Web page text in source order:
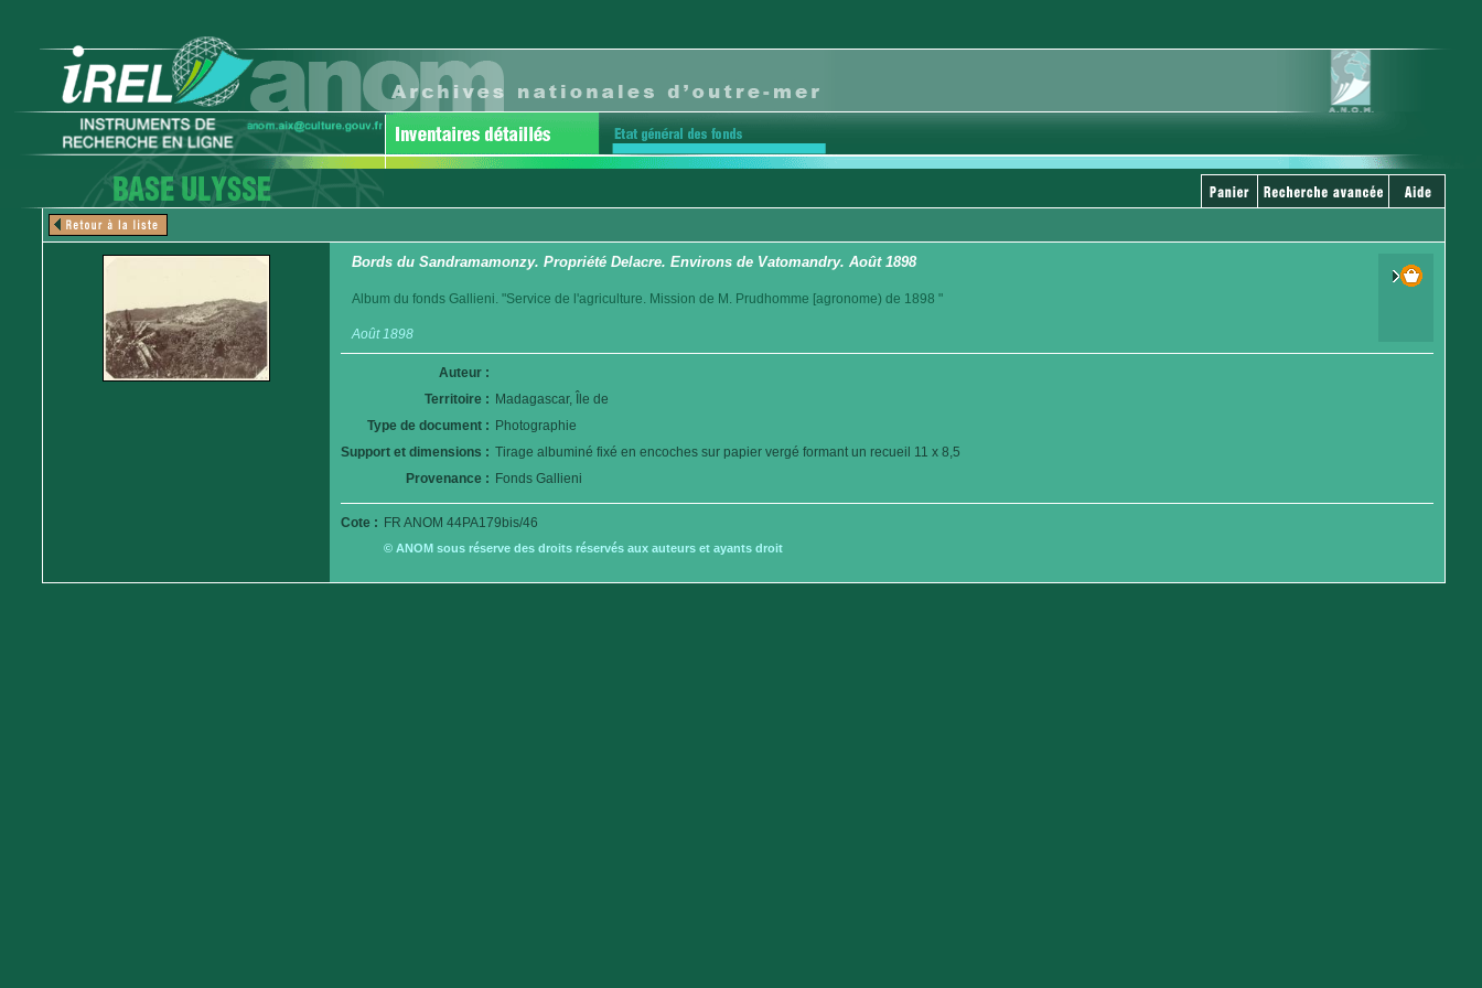
Bords du Sandramamonzy. Propriété Delacre. Environs de Vatomandry. Août 1898
Album du fonds Gallieni. "Service de l'agriculture. Mission de M. Prudhomme [agronome) de 1898 "
Août 1898
Auteur :
Territoire : Madagascar, Île de
Type de document : Photographie
Support et dimensions : Tirage albuminé fixé en encoches sur papier vergé formant un recueil 11 x 8,5
Provenance : Fonds Gallieni
Cote : FR ANOM 44PA179bis/46
© ANOM sous réserve des droits réservés aux auteurs et ayants droit